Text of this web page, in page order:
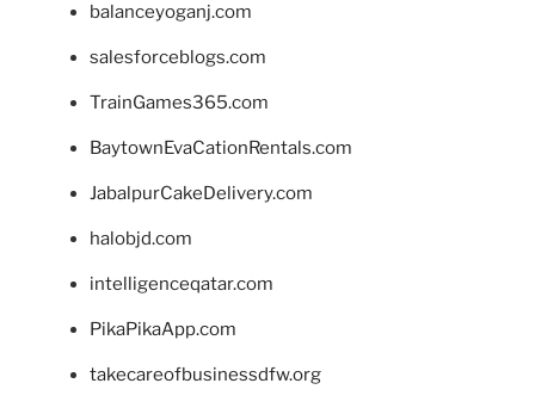
balanceyoganj.com
salesforceblogs.com
TrainGames365.com
BaytownEvaCationRentals.com
JabalpurCakeDelivery.com
halobjd.com
intelligenceqatar.com
PikaPikaApp.com
takecareofbusinessdfw.org